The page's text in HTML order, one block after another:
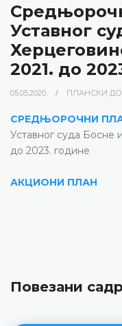
Уставног
2021. до
05.05.2020. ПЛАНСКИ
СРЕДЊОРОЧНИ
Уставног суда Босне
до 2023. године
АКЦИОНИ ПЛАН
Повезани